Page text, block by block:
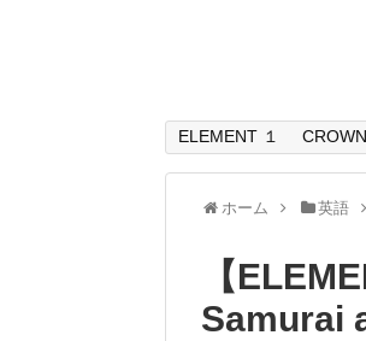
ELEMENT １
ホーム 英語
【
Samurai